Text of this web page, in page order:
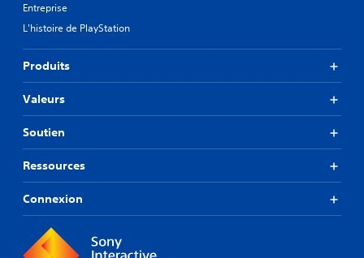
Entreprise
L'histoire de PlayStation
Produits
Valeurs
Soutien
Ressources
Connexion